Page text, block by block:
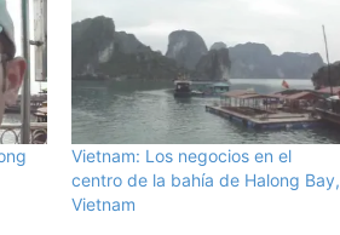
Vietnam: Los negocios en el
centro de la bahía de Halong Bay,
Vietnam